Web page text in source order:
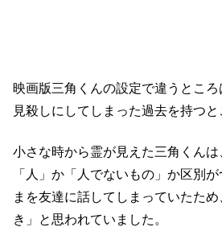
映画版三角くんの設定で違うとこ
見殺しにしてしまった過去を持つと
小さな時から霊が見えた三角くん
「人」か「人でないもの」か区別
まを友達に話してしまっていたた
き」と思われていました。